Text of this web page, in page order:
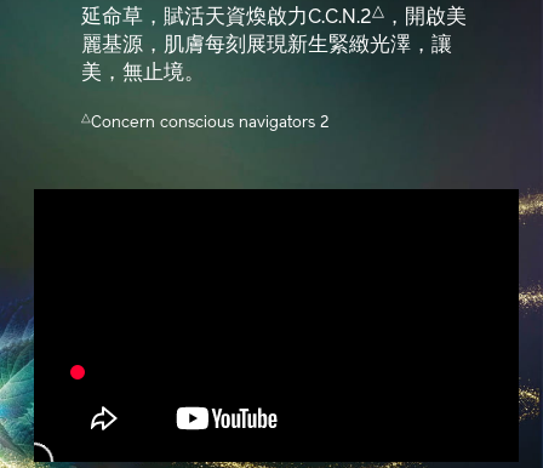
延命草，賦活天資煥啟力C.C.N.2△，開啟美
麗基源，肌膚每刻展現新生緊緻光澤，讓
美，無止境。
△Concern conscious navigators 2